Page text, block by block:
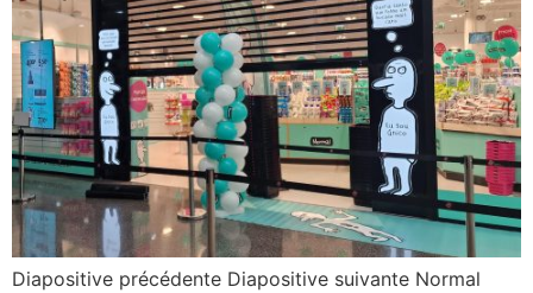
Diapositive précédente Diapositive suivante Normal